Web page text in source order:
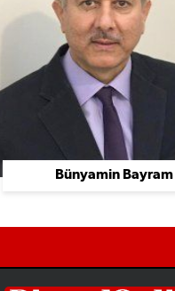
Bünyamin Bayram